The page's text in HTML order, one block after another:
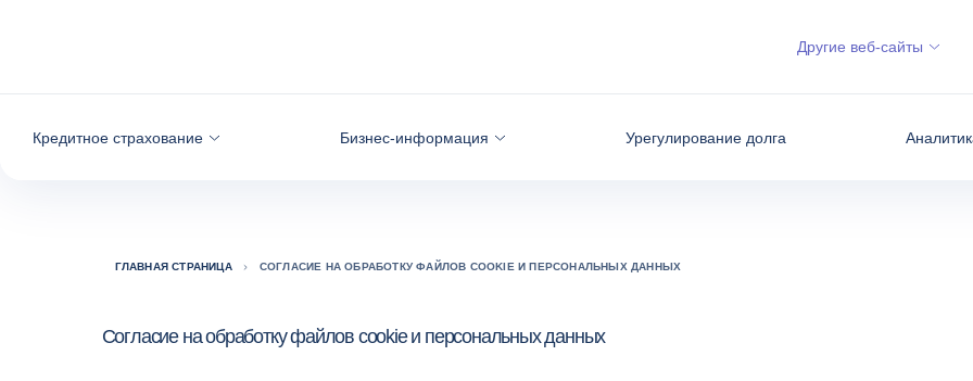
Кредитное страхование Бизнес-информация Урегулирование долга
Другие веб-сайты
ГЛАВНАЯ СТРАНИЦА СОГЛАСИЕ НА ОБРАБОТКУ ФАЙЛОВ COOKIE И ПЕРСОНАЛЬНЫХ ДАННЫХ
Согласие на обработку файлов cookie и персональных данных